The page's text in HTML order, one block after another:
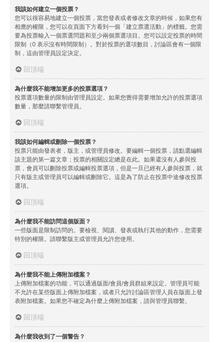
我該如何建立一個投票？
您可以很容易地建立一個投票，當您發表或者修改文章的時候，如果您有
相應的權限，您可以在頁面下方看到一個「建立票選活動」的標籤。您需
要為投票輸入一個票選問題和至少兩個票選項目。您可以設定投票的時間
限制（0 表示沒有時間限制）。對於投票的選項數目，討論區會有一個限
制，這由管理員設定決定。
回頂端
為什麼我不能增加更多的投票選項？
投票選項數量的限制由管理員設定。如果您覺得需要增加允許的投票選項
數量，那麼請聯繫管理員。
回頂端
我該如何編輯或刪除一個投票？
投票只能由發表者，版主，或管理員修改。要編輯一個投票，請點選編輯
該主題的第一篇文章；投票的相關設定總是在此。如果還沒有人參與投
票，會員可以刪除投票或編輯投票選項，但是一旦已經有人參與投票，就
只有版主或管理員可以編輯或刪除它。這是為了防止在投票中途修改投票
選項。
回頂端
為什麼我不能訪問這個版面？
一些版面是限制訪問的。要檢視、閱讀、發表或執行其他的動作，您需要
特別的權限。請聯繫版主或管理員允許您使用。
回頂端
為什麼我不能上傳附加檔案？
上傳附加檔案的功能，可以通過版面/會員/會員群組來設定。管理員可能
不允許在某些版面上傳附加檔案，或者只允許討論區管理人員在版面上發
表附加檔案。如果您不確定為什麼上傳附加檔案，請與管理員聯繫。
回頂端
為什麼我收到了一個警告？